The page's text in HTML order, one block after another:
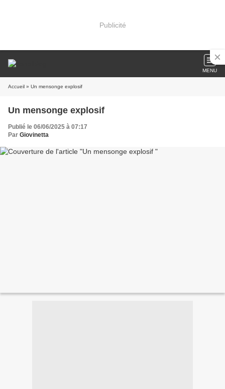
Publicité
MENU
Accueil » Un mensonge explosif
Un mensonge explosif
Publié le 06/06/2025 à 07:17
Par Giovinetta